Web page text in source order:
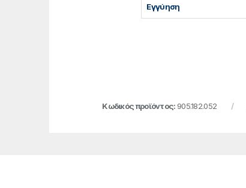
Εγγύηση
Κωδικός προϊόντος: 905.182.052